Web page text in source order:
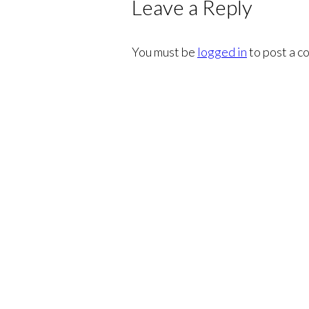
Leave a Reply
You must be logged into post a